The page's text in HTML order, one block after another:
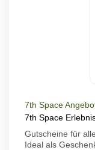
7th Space
7th Space
Gutscheine für
Ideal als